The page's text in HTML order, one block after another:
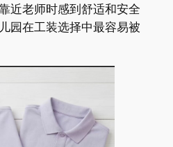
近老师时感到舒适和安全
在工装选择中最容易被